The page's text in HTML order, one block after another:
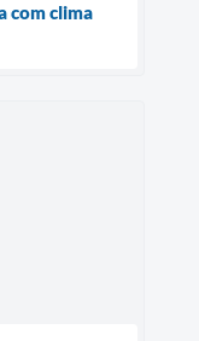
com clima